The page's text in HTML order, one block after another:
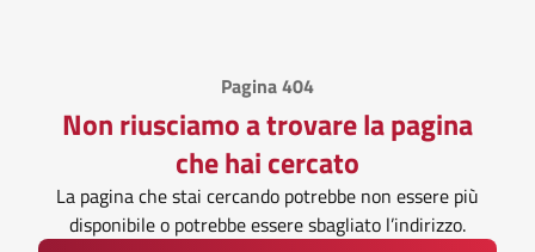
Pagina 404
Non riusciamo a trovare la pagina
che hai cercato
La pagina che stai cercando potrebbe non essere più
disponibile o potrebbe essere sbagliato l’indirizzo.